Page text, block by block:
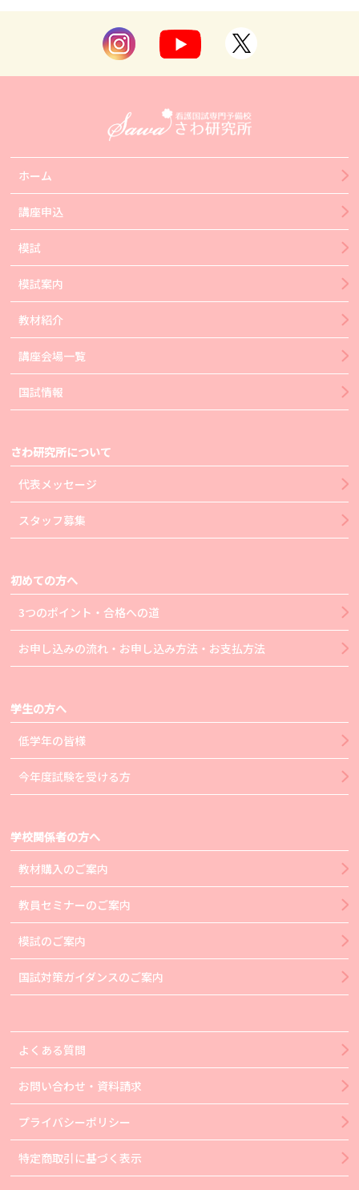
ホーム
講座申込
模試
模試案内
教材紹介
講座会場一覧
国試情報
さわ研究所について
代表メッセージ
スタッフ募集
初めての方へ
3つのポイント・合格への道
お申し込みの流れ・お申し込み方法・お支払方法
学生の方へ
低学年の皆様
今年度試験を受ける方
学校関係者の方へ
教材購入のご案内
教員セミナーのご案内
模試のご案内
国試対策ガイダンスのご案内
よくある質問
お問い合わせ・資料請求
プライバシーポリシー
特定商取引に基づく表示